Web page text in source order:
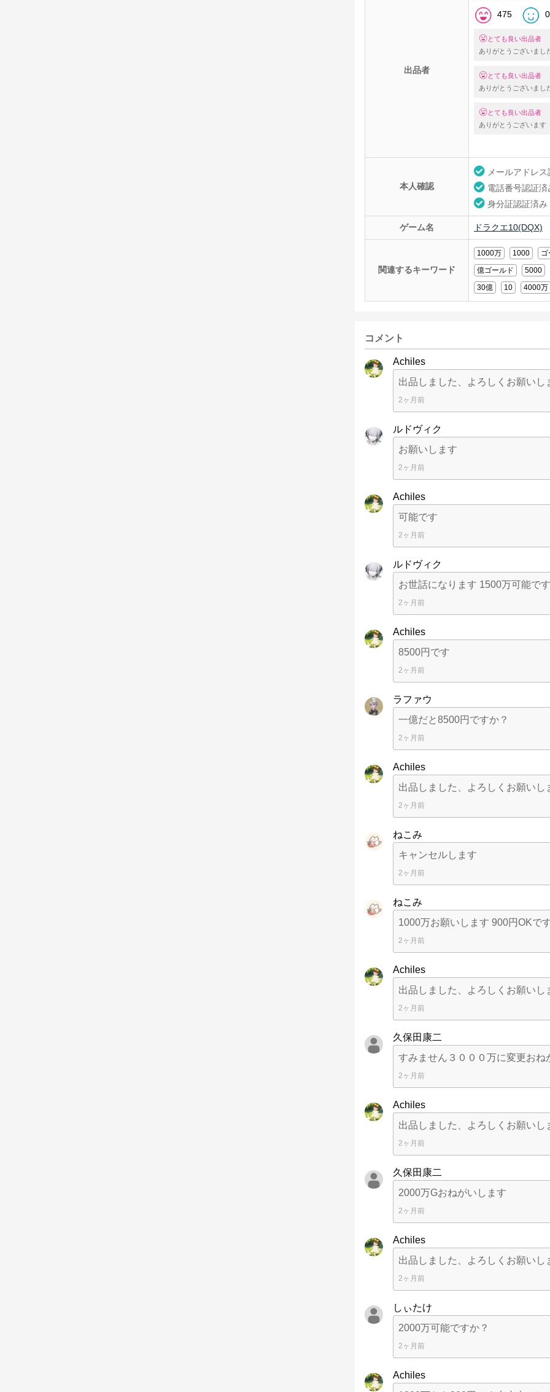
出品者
475 0
とても良い出品者
ありがとうございまし
とても良い出品者
ありがとうございまし
とても良い出品者
ありがとうございます
本人確認
メールアドレ
電話番号認証済
身分証認証済み
ゲーム名 ドラクエ10(DQX)
関連するキーワード
1000万 1000
ゴ
億ゴールド
5000
30億
10 4000万
コメント
Achiles
出品しました、よろしくお願いし
2ヶ月前
ルドヴィク
お願いします
2ヶ月前
Achiles
可能です
2ヶ月前
ルドヴィク
お世話になります 1500万可能で
2ヶ月前
Achiles
8500円です
2ヶ月前
ラファウ
一億だと8500円ですか？
2ヶ月前
Achiles
出品しました、よろしくお願いし
2ヶ月前
ねこみ
キャンセルします
2ヶ月前
ねこみ
1000万お願いします 900円OKで
2ヶ月前
Achiles
出品しました、よろしくお願いし
2ヶ月前
久保田康二
すみません３０００万に変更おね
2ヶ月前
Achiles
出品しました、よろしくお願いし
2ヶ月前
久保田康二
2000万Gおねがいします
2ヶ月前
Achiles
出品しました、よろしくお願いし
2ヶ月前
しぃたけ
2000万可能ですか？
2ヶ月前
Achiles